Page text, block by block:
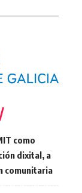
como
dixital, a
comunitaria